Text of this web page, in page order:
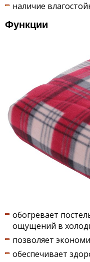
наличие
Функции
обогревает
ощущений в
позволяет
обеспечивает